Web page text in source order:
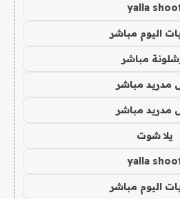
yalla
اليوم مباشر
مباشر
مدريد مباشر
مدريد مباشر
يلا شوت
yalla
اليوم مباشر